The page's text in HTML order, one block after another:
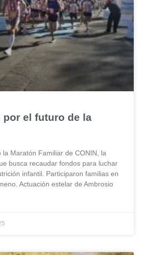
por el futuro de la
la Maratón Familiar de CONIN, la
busca recaudar fondos para luchar
infantil. Participaron familias en
Actuación estelar de Ambrosio